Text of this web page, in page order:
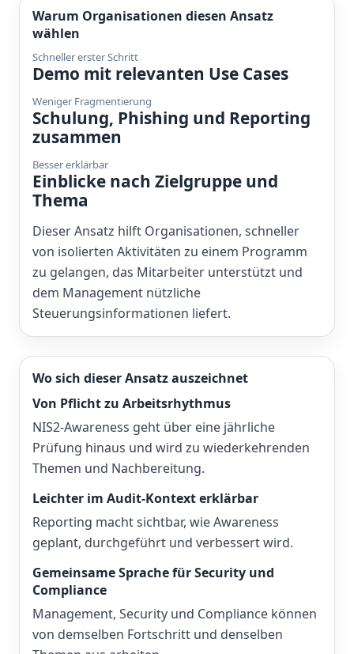
Warum Organisationen diesen Ansatz
wählen
Schneller erster Schritt
Demo mit relevanten Use Cases
Weniger Fragmentierung
Schulung, Phishing und Reporting
zusammen
Besser erklärbar
Einblicke nach Zielgruppe und
Thema
Dieser Ansatz hilft Organisationen, schneller
von isolierten Aktivitäten zu einem Programm
zu gelangen, das Mitarbeiter unterstützt und
dem Management nützliche
Steuerungsinformationen liefert.
Wo sich dieser Ansatz auszeichnet
Von Pflicht zu Arbeitsrhythmus
NIS2-Awareness geht über eine jährliche
Prüfung hinaus und wird zu wiederkehrenden
Themen und Nachbereitung.
Leichter im Audit-Kontext erklärbar
Reporting macht sichtbar, wie Awareness
geplant, durchgeführt und verbessert wird.
Gemeinsame Sprache für Security und
Compliance
Management, Security und Compliance können
von demselben Fortschritt und denselben